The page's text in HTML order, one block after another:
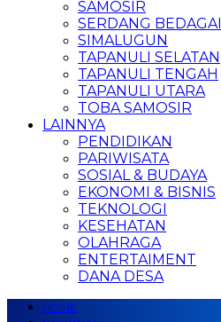
SAMOSIR
SERDANG BEDAGAI
SIMALUGUN
TAPANULI SELATAN
TAPANULI TENGAH
TAPANULI UTARA
TOBA SAMOSIR
LAINNYA
PENDIDIKAN
PARIWISATA
SOSIAL & BUDAYA
EKONOMI & BISNIS
TEKNOLOGI
KESEHATAN
OLAHRAGA
ENTERTAIMENT
DANA DESA
HOME